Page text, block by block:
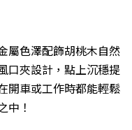
屬色澤配飾胡桃木自然
口夾設計，點上沉穩提
開車或工作時都能輕鬆
中！